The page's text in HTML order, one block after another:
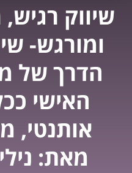
שיווק
ומורגש-
הדרך של
האישי
אותנטי,
מאת: